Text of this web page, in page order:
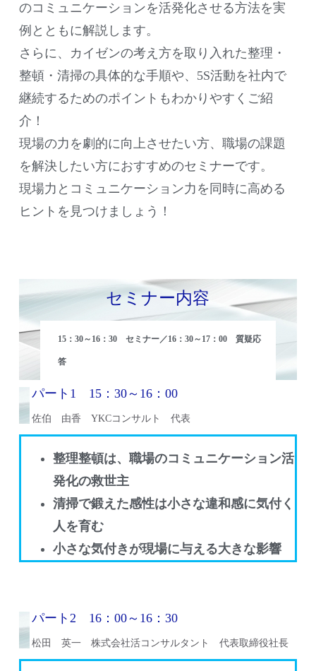
のコミュニケーションを活発化させる方法を実
例とともに解説します。
さらに、カイゼンの考え方を取り入れた整理・
整頓・清掃の具体的な手順や、5S活動を社内で
継続するためのポイントもわかりやすくご紹
介！
現場の力を劇的に向上させたい方、職場の課題
を解決したい方におすすめのセミナーです。
現場力とコミュニケーション力を同時に高める
ヒントを見つけましょう！
セミナー内容
15：30～16：30 セミナー／16：30～17：00 質疑応
答
パート1 15：30～16：00
佐伯 由香 YKCコンサルト 代表
整理整頓は、職場のコミュニケーション活
発化の救世主
清掃で鍛えた感性は小さな違和感に気付く
人を育む
小さな気付きが現場に与える大きな影響
パート2 16：00～16：30
松田 英一 株式会社活コンサルタント 代表取締役社長